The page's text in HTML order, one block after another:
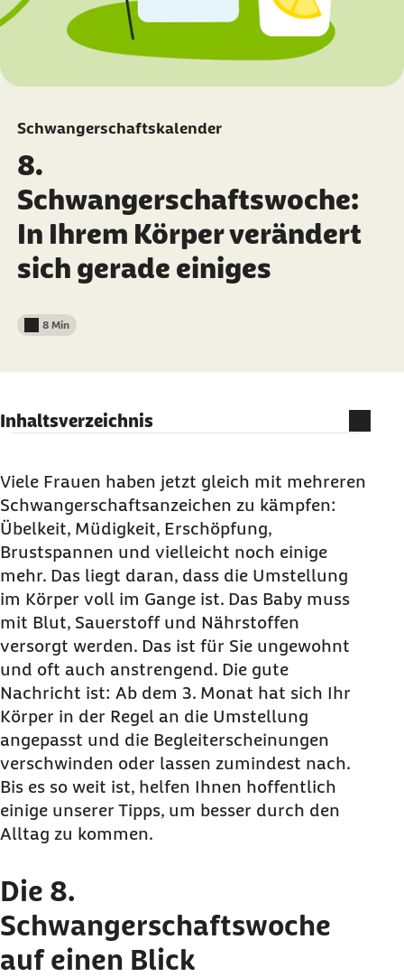
Schwangerschaftskalender
8.
Schwangerschaftswoche:
In Ihrem Körper verändert
sich gerade einiges
Lesedauer weniger als
8 Min
Inhaltsverzeichnis
Ihr Baby entwickelt sich
Ihre Gesundheit
Tipps und Tricks für die 8.
Schwangerschaftswoche
Merkzettel für Wichtiges
Keine Schwangerschaftswoche versäumen -
alle Infos gibt es auch als Newsletter
Viele Frauen haben jetzt gleich mit mehreren
Schwangerschaftsanzeichen zu kämpfen:
Übelkeit, Müdigkeit, Erschöpfung,
Brustspannen und vielleicht noch einige
mehr. Das liegt daran, dass die Umstellung
im Körper voll im Gange ist. Das Baby muss
mit Blut, Sauerstoff und Nährstoffen
versorgt werden. Das ist für Sie ungewohnt
und oft auch anstrengend. Die gute
Nachricht ist: Ab dem 3. Monat hat sich Ihr
Körper in der Regel an die Umstellung
angepasst und die Begleiterscheinungen
verschwinden oder lassen zumindest nach.
Bis es so weit ist, helfen Ihnen hoffentlich
einige unserer Tipps, um besser durch den
Alltag zu kommen.
Die 8.
Schwangerschaftswoche
auf einen Blick